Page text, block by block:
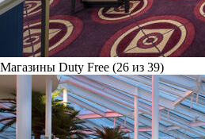
Магазины Duty Free (26 из 39)